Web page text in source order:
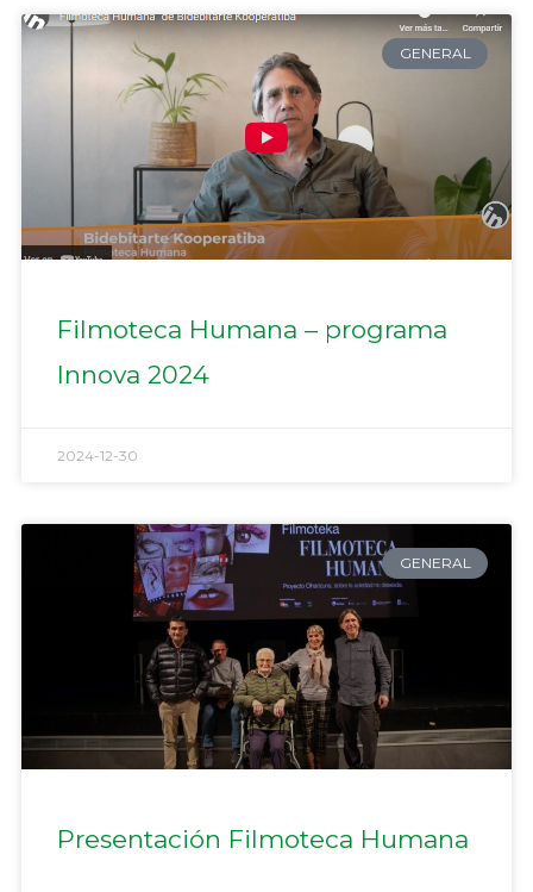
GENERAL
Filmoteca Humana – programa
Innova 2024
2024-12-30
GENERAL
Presentación Filmoteca Humana